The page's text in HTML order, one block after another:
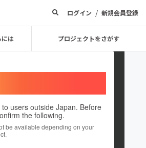
ログイン / 新規会員登録
は プロジェクトをさがす
users outside Japan. Before
the following.
be available depending on your
CHANNEL